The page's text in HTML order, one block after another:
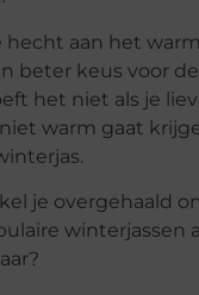
hecht aan het
beter keus voor
het niet als je
warm gaat
je overgehaald
winterjassen